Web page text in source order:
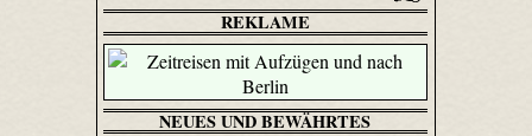
REKLAME
NEUES UND BEWÄHRTES